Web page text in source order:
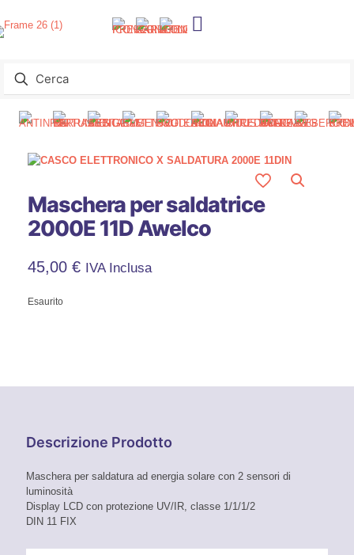
Maschera per saldatrice
2000E 11D Awelco
45,00 € IVA Inclusa
Esaurito
Descrizione Prodotto
Maschera per saldatura ad energia solare con 2 sensori di
luminosità
Display LCD con protezione UV/IR, classe 1/1/1/2
DIN 11 FIX